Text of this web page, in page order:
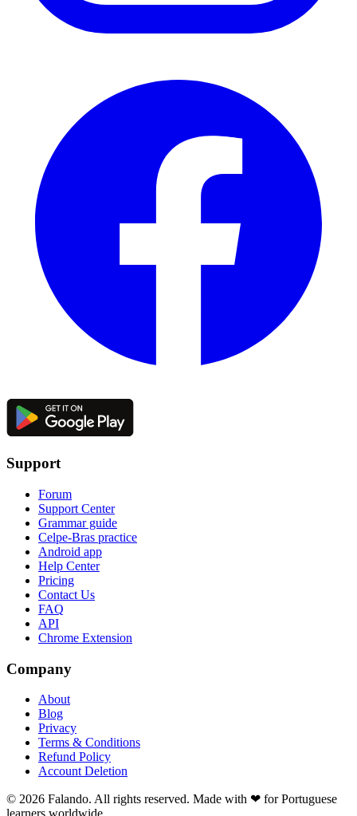
Support
Forum
Support Center
Grammar guide
Celpe-Bras practice
Android app
Help Center
Pricing
Contact Us
FAQ
API
Chrome Extension
Company
About
Blog
Privacy
Terms & Conditions
Refund Policy
Account Deletion
© 2026 Falando. All rights reserved. Made with ❤ for Portuguese